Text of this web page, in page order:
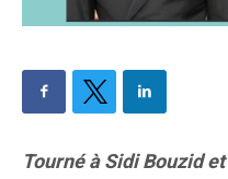
Tourné à Sidi Bouzid